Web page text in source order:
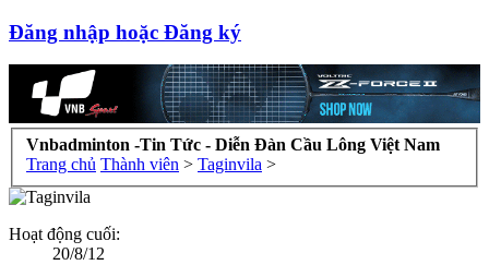
Đăng nhập hoặc Đăng ký
Vnbadminton -Tin Tức - Diễn Đàn Cầu Lông Việt Nam
Trang chủ Thành viên > Taginvila >
Hoạt động cuối:
20/8/12